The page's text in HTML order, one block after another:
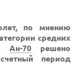
по мнению
средних
Ан-70решено
период